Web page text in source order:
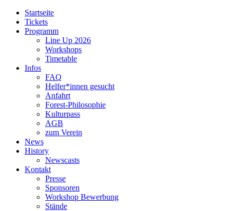
Startseite
Tickets
Programm
Line Up 2026
Workshops
Timetable
Infos
FAQ
Helfer*innen gesucht
Anfahrt
Forest-Philosophie
Kulturpass
AGB
zum Verein
News
History
Newscasts
Kontakt
Presse
Sponsoren
Workshop Bewerbung
Stände